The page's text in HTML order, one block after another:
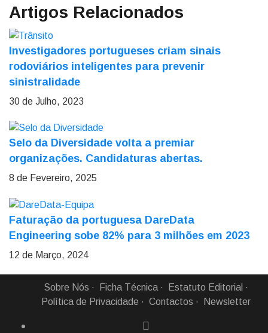
Artigos Relacionados
Investigadores portugueses criam sinais
rodoviários inteligentes para prevenir
sinistralidade
30 de Julho, 2023
Selo da Diversidade volta a premiar
organizações. Candidaturas abertas.
8 de Fevereiro, 2025
Faturação da portuguesa DareData
Engineering sobe 82% para 3 milhões em 2023
12 de Março, 2024
Sobre Nós Ficha Técnica
Estatuto Editorial
Política de Privacidade
Contactos Newsletter